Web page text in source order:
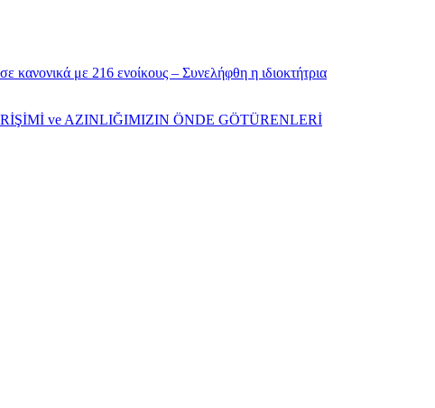
κανονικά με 216 ενοίκους – Συνελήφθη η ιδιοκτήτρια
ve AZINLIĞIMIZIN ÖNDE GÖTÜRENLERİ